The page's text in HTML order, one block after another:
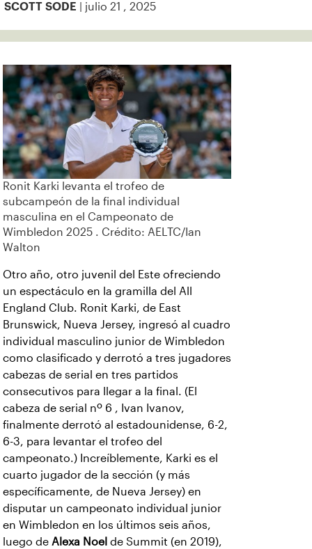
SCOTT SODE | julio 21 , 2025
Ronit Karki levanta el trofeo de
subcampeón de la final individual
masculina en el Campeonato de
Wimbledon 2025 . Crédito: AELTC/Ian
Walton
Otro año, otro juvenil del Este ofreciendo
un espectáculo en la gramilla del All
England Club. Ronit Karki, de East
Brunswick, Nueva Jersey, ingresó al cuadro
individual masculino junior de Wimbledon
como clasificado y derrotó a tres jugadores
cabezas de serial en tres partidos
consecutivos para llegar a la final. (El
cabeza de serial nº 6 , Ivan Ivanov,
finalmente derrotó al estadounidense, 6-2,
6-3, para levantar el trofeo del
campeonato.) Increíblemente, Karki es el
cuarto jugador de la sección (y más
específicamente, de Nueva Jersey) en
disputar un campeonato individual junior
en Wimbledon en los últimos seis años,
luego de Alexa Noel de Summit (en 2019),